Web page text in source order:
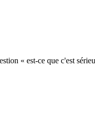
« est-ce que c'est